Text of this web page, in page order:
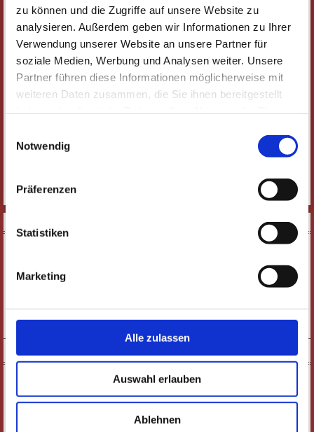
zu können und die Zugriffe auf unsere Website zu
analysieren. Außerdem geben wir Informationen zu Ihrer
Verwendung unserer Website an unsere Partner für
soziale Medien, Werbung und Analysen weiter. Unsere
Partner führen diese Informationen möglicherweise mit
weiteren Daten zusammen, die Sie ihnen bereitgestellt
Datenschutzhinweise
Notwendig
Präferenzen
Statistiken
Marketing
Alle zulassen
Auswahl erlauben
Ablehnen
Alle Veranstaltungen Schauspiel & Komödie Oper & Operette
Ballett & Tanz Konzerte & Classic-Café Musical & Show
illust_ratio
Derzeit keine Veranstaltung in dieser Kategorie
E-PAPER
KURZFILM